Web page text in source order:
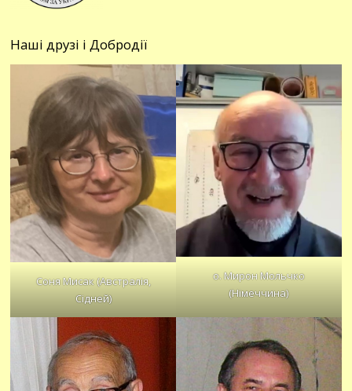
Наші друзі і Добродії
Соня Мисак (Австралія,
Сідней)
о. Мирон Мольчко
(Німеччина)